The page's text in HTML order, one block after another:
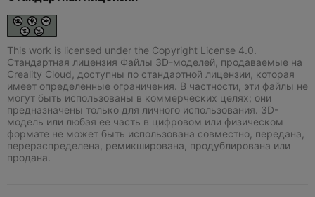
This work is licensed under the Copyright License 4.0.
Стандартная лицензия Файлы 3D-моделей, продаваемые на
Creality Cloud, доступны по стандартной лицензии, которая
имеет определенные ограничения. В частности, эти файлы не
могут быть использованы в коммерческих целях; они
предназначены только для личного использования. 3D-
модель или любая ее часть в цифровом или физическом
формате не может быть использована совместно, передана,
перераспределена, ремикширована, продублирована или
продана.